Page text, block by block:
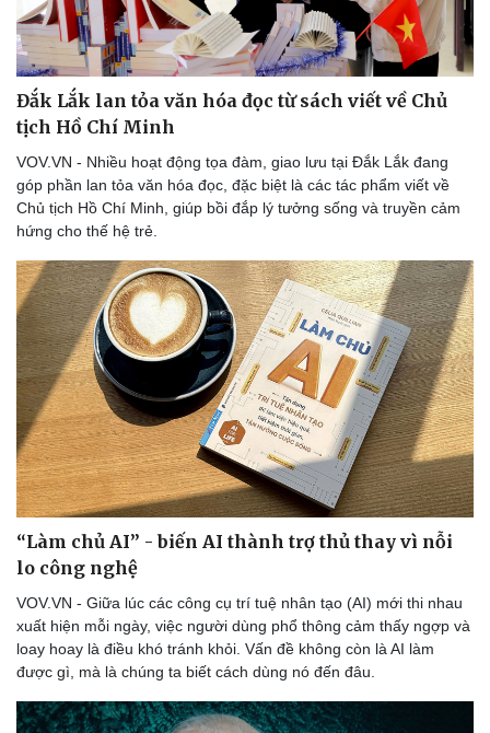
Sản phụ khoa
Nhi khoa
Nam khoa
Làm đẹp - giảm cân
Phòng mạch online
Ăn sạch sống khỏe
Tình yêu - Gia đình
Đắk Lắk lan tỏa văn hóa đọc từ sách viết về Chủ
tịch Hồ Chí Minh
VOV.VN - Nhiều hoạt động tọa đàm, giao lưu tại Đắk Lắk đang
góp phần lan tỏa văn hóa đọc, đặc biệt là các tác phẩm viết về
Chủ tịch Hồ Chí Minh, giúp bồi đắp lý tưởng sống và truyền cảm
hứng cho thế hệ trẻ.
“Làm chủ AI” - biến AI thành trợ thủ thay vì nỗi
lo công nghệ
VOV.VN - Giữa lúc các công cụ trí tuệ nhân tạo (AI) mới thi nhau
xuất hiện mỗi ngày, việc người dùng phổ thông cảm thấy ngợp và
loay hoay là điều khó tránh khỏi. Vấn đề không còn là AI làm
được gì, mà là chúng ta biết cách dùng nó đến đâu.